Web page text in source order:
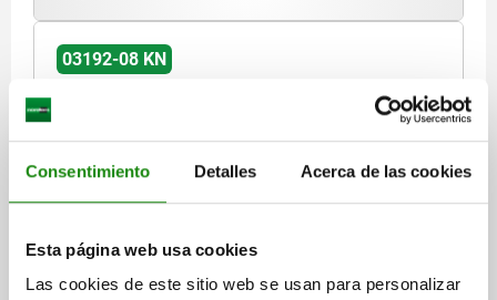
Consentimiento Detalles Acerca de las cookies
Esta página web usa cookies
Las cookies de este sitio web se usan para personalizar
3) Placa
03192-08 KN
CIERRE DE TENSIÓN DE TORS VERSIÓN PESADA, D=8,
COMP:POLIAMIDA NEGRO